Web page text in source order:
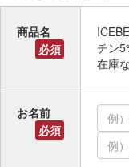
商品名
必須
チン
在庫
お名前
必須